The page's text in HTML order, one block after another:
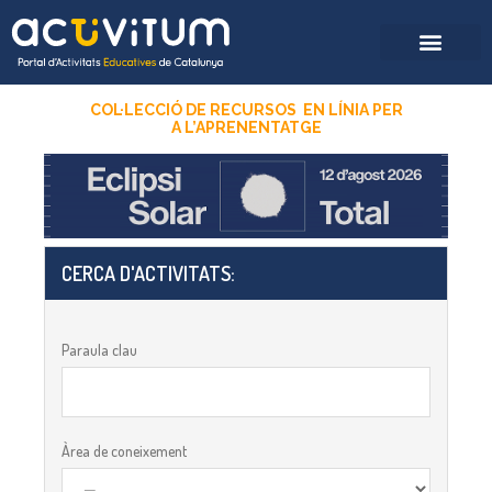
COL·LECCIÓ DE RECURSOS EN LÍNIA PER
AL’APRENENTATGE
CERCA D'ACTIVITATS:​
Paraula clau
Àrea de coneixement